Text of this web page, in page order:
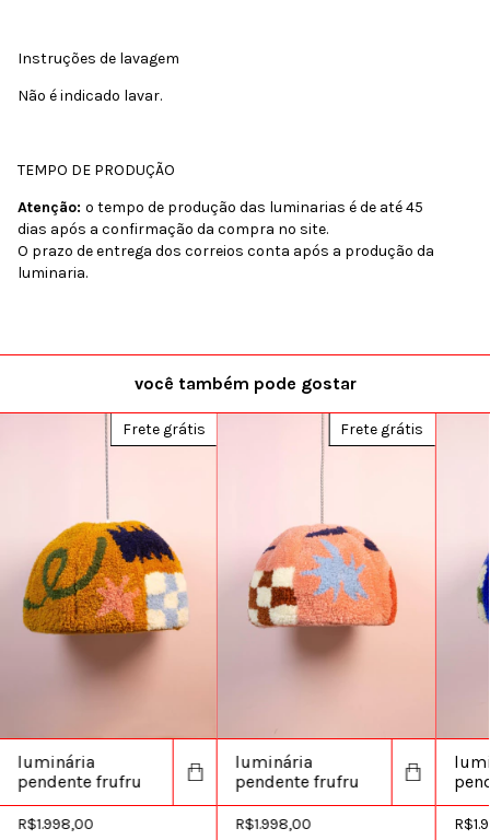
Instruções de lavagem
Não é indicado lavar.
TEMPO DE PRODUÇÃO
Atenção: o tempo de produção das luminarias é de até 45
dias após a confirmação da compra no site.
O prazo de entrega dos correios conta após a produção da
luminaria.
você também pode gostar
Frete grátis
luminária
pendente frufru
R$1.998,00
Frete grátis
luminária
pendente frufru
R$1.998,00